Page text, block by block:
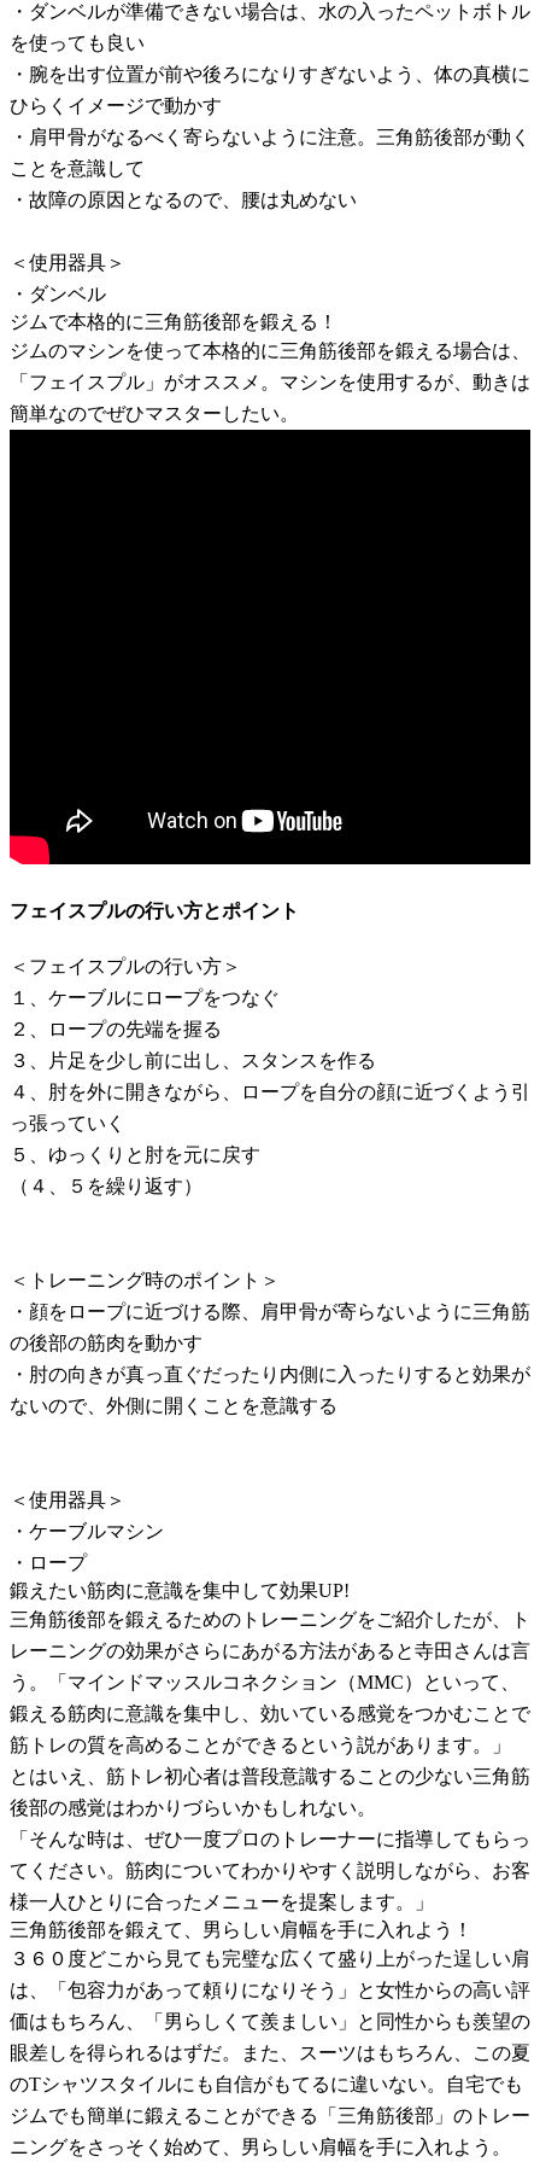
・ダンベルが準備できない場合は、水の入ったペットボトル
を使っても良い
・腕を出す位置が前や後ろになりすぎないよう、体の真横に
ひらくイメージで動かす
・肩甲骨がなるべく寄らないように注意。三角筋後部が動く
ことを意識して
・故障の原因となるので、腰は丸めない
＜使用器具＞
・ダンベル
ジムで本格的に三角筋後部を鍛える！
ジムのマシンを使って本格的に三角筋後部を鍛える場合は、
「フェイスプル」がオススメ。マシンを使用するが、動きは
簡単なのでぜひマスターしたい。
フェイスプルの行い方とポイント
＜フェイスプルの行い方＞
１、ケーブルにロープをつなぐ
２、ロープの先端を握る
３、片足を少し前に出し、スタンスを作る
４、肘を外に開きながら、ロープを自分の顔に近づくよう引
っ張っていく
５、ゆっくりと肘を元に戻す
（４、５を繰り返す）
＜トレーニング時のポイント＞
・顔をロープに近づける際、肩甲骨が寄らないように三角筋
の後部の筋肉を動かす
・肘の向きが真っ直ぐだったり内側に入ったりすると効果が
ないので、外側に開くことを意識する
＜使用器具＞
・ケーブルマシン
・ロープ
鍛えたい筋肉に意識を集中して効果UP!
三角筋後部を鍛えるためのトレーニングをご紹介したが、ト
レーニングの効果がさらにあがる方法があると寺田さんは言
う。「マインドマッスルコネクション（MMC）といって、
鍛える筋肉に意識を集中し、効いている感覚をつかむことで
筋トレの質を高めることができるという説があります。」
とはいえ、筋トレ初心者は普段意識することの少ない三角筋
後部の感覚はわかりづらいかもしれない。
「そんな時は、ぜひ一度プロのトレーナーに指導してもらっ
てください。筋肉についてわかりやすく説明しながら、お客
様一人ひとりに合ったメニューを提案します。」
三角筋後部を鍛えて、男らしい肩幅を手に入れよう！
３６０度どこから見ても完璧な広くて盛り上がった逞しい肩
は、「包容力があって頼りになりそう」と女性からの高い評
価はもちろん、「男らしくて羨ましい」と同性からも羨望の
眼差しを得られるはずだ。また、スーツはもちろん、この夏
のTシャツスタイルにも自信がもてるに違いない。自宅でも
ジムでも簡単に鍛えることができる「三角筋後部」のトレー
ニングをさっそく始めて、男らしい肩幅を手に入れよう。